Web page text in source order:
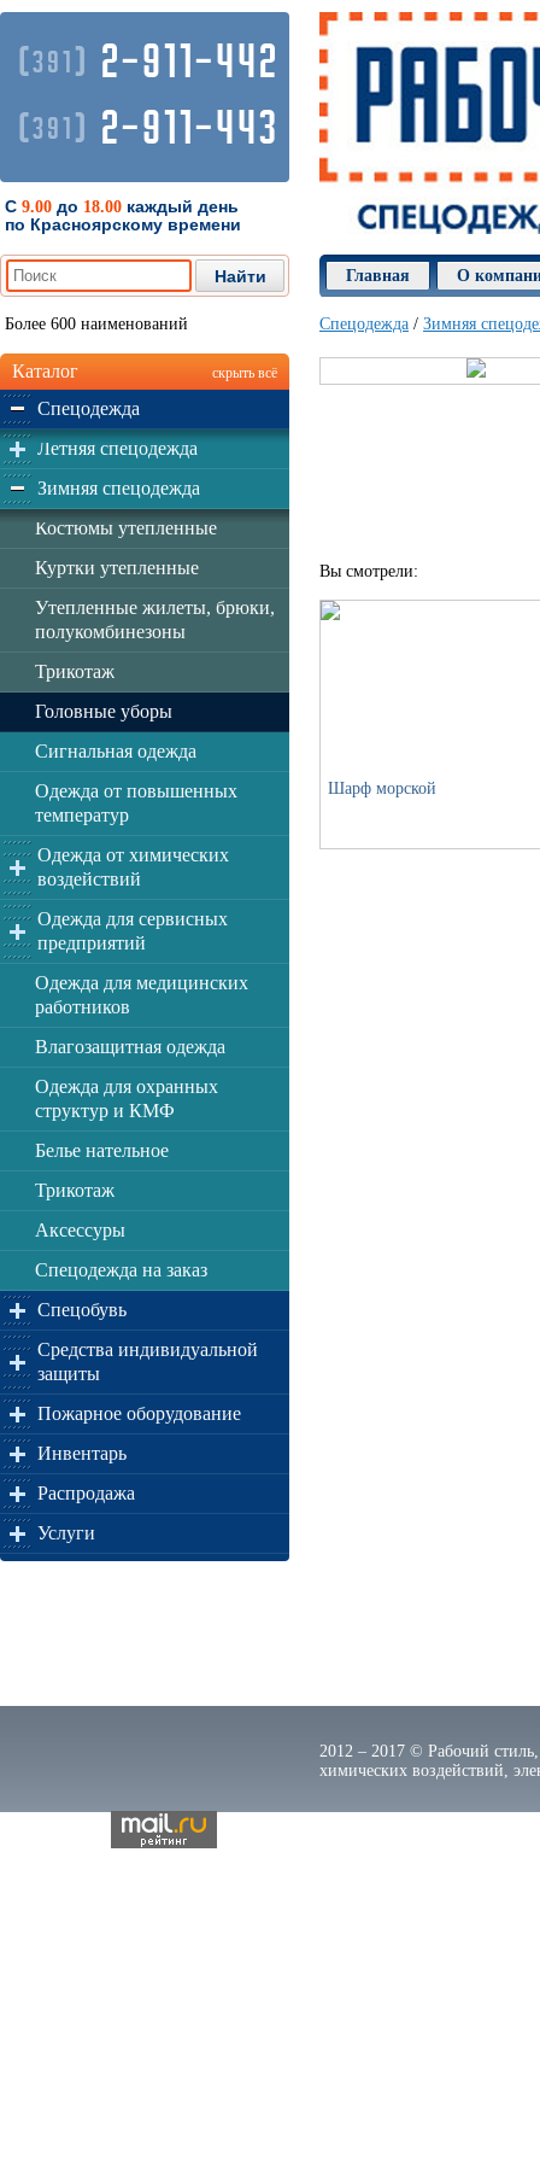
(391) 2-911-442
(391) 2-911-443
С 9.00 до 18.00 каждый день
по Красноярскому времени
Главная О
Более 600 наименований
Каталог скрыть всё
Спецодежда
Летняя спецодежда
Зимняя спецодежда
Костюмы утепленные
Куртки утепленные
Утепленные жилеты, брюки,
полукомбинезоны
Трикотаж
Головные уборы
Сигнальная одежда
Одежда от повышенных
температур
Одежда от химических
воздействий
Одежда для сервисных
предприятий
Одежда для медицинских
работников
Влагозащитная одежда
Одежда для охранных
структур и КМФ
Белье нательное
Трикотаж
Аксессуры
Спецодежда на заказ
Спецобувь
Средства индивидуальной
защиты
Пожарное оборудование
Инвентарь
Распродажа
Услуги
Спецодежда / Зимняя
Вы смотрели:
Шарф морской
2012 – 2017 © Рабочий
химических воздействий,